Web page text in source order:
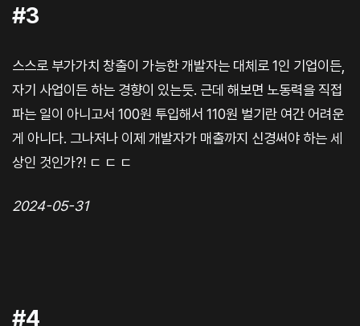
#3
스스로 부가가치 창출이 가능한 개발자는 대체로 1인 기업이든,
자기 사업이든 하는 경향이 있는듯. 근데 해보면 노동력을 직접
파는 일이 아니고서 100원 투입해서 110원 벌기란 여간 어려운
게 아니다. 그나저나 이제 개발자가 매출까지 신경써야 하는 세
상인 것인가?! ㄷ ㄷ ㄷ
2024-05-31
#4